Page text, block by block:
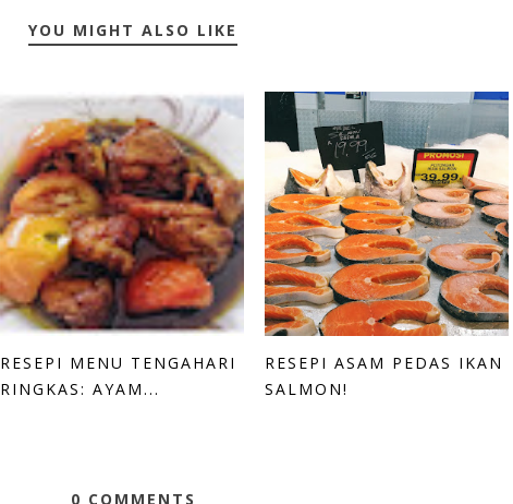
YOU MIGHT ALSO LIKE
RESEPI MENU TENGAHARI
RINGKAS: AYAM...
RESEPI ASAM PEDAS IKAN
SALMON!
0 COMMENTS